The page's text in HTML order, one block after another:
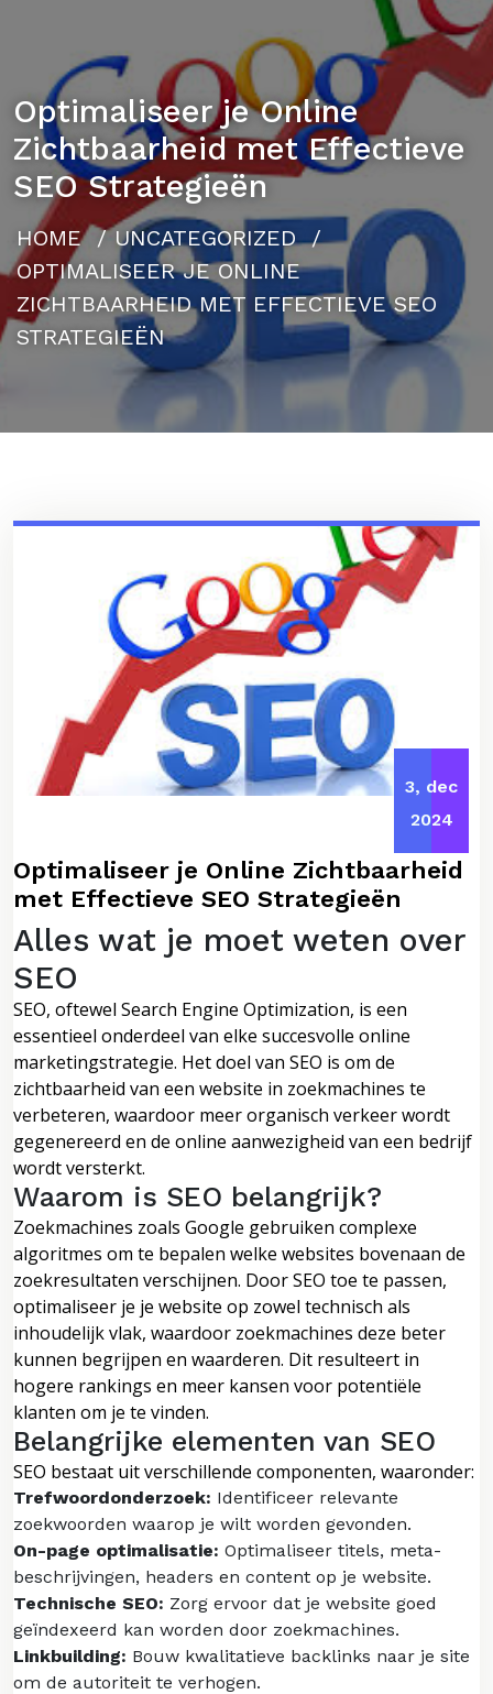
Optimaliseer je Online
Zichtbaarheid met Effectieve
SEO Strategieën
HOME/UNCATEGORIZED/
OPTIMALISEER JE ONLINE
ZICHTBAARHEID MET EFFECTIEVE SEO
STRATEGIEËN
3, dec
2024
Optimaliseer je Online Zichtbaarheid
met Effectieve SEO Strategieën
Alles wat je moet weten over
SEO
SEO, oftewel Search Engine Optimization, is een
essentieel onderdeel van elke succesvolle online
marketingstrategie. Het doel van SEO is om de
zichtbaarheid van een website in zoekmachines te
verbeteren, waardoor meer organisch verkeer wordt
gegenereerd en de online aanwezigheid van een bedrijf
wordt versterkt.
Waarom is SEO belangrijk?
Zoekmachines zoals Google gebruiken complexe
algoritmes om te bepalen welke websites bovenaan de
zoekresultaten verschijnen. Door SEO toe te passen,
optimaliseer je je website op zowel technisch als
inhoudelijk vlak, waardoor zoekmachines deze beter
kunnen begrijpen en waarderen. Dit resulteert in
hogere rankings en meer kansen voor potentiële
klanten om je te vinden.
Belangrijke elementen van SEO
SEO bestaat uit verschillende componenten, waaronder:
Trefwoordonderzoek: Identificeer relevante
zoekwoorden waarop je wilt worden gevonden.
On-page optimalisatie: Optimaliseer titels, meta-
beschrijvingen, headers en content op je website.
Technische SEO: Zorg ervoor dat je website goed
geïndexeerd kan worden door zoekmachines.
Linkbuilding: Bouw kwalitatieve backlinks naar je site
om de autoriteit te verhogen.